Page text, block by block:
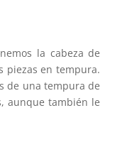
la cabeza de
piezas en tempura.
de una tempura de
aunque también le